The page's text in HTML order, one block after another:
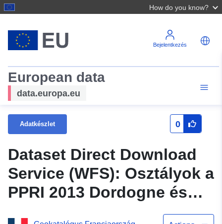
How do you know?
Bejelentkezés
European data
data.europa.eu
Adatkészlet 0
Dataset Direct Download
Service (WFS): Osztályok a
PPRI 2013 Dordogne és
mellékfolyók Liourdes –